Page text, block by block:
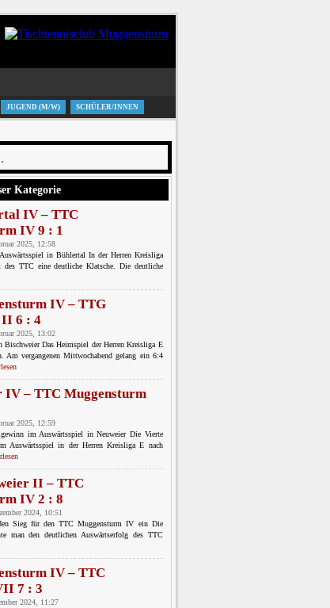
JUGEND (M/W) SCHÜLER/INNEN
Kategorie
IV – TTC
IV 9 : 1
2025, 12:58
in Bühlertal In der Herren Kreisliga
TTC eine deutliche Klatsche. Die deutliche
IV – TTG
II 6 : 4
2025, 13:02
Bischweier Das Heimspiel der Herren Kreisliga E
Am vergangenen Mittwochabend gelang ein 6:4
IV – TTC Muggensturm
2025, 12:59
im Auswärtsspiel in Neuweier Die Vierte
Auswärtsspiel in der Herren Kreisliga E nach
II – TTC
IV 2 : 8
2024, 10:51
Sieg für den TTC Muggensturm IV ein Die
man den deutlichen Auswärtserfolg des TTC
IV – TTC
7 : 3
2024, 11:27